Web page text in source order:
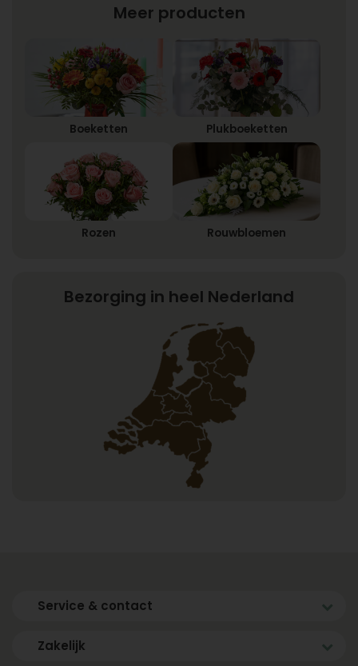
Meer producten
Boeketten Plukboeketten
Rozen Rouwbloemen
Bezorging in heel Nederland
Service & contact
Zakelijk